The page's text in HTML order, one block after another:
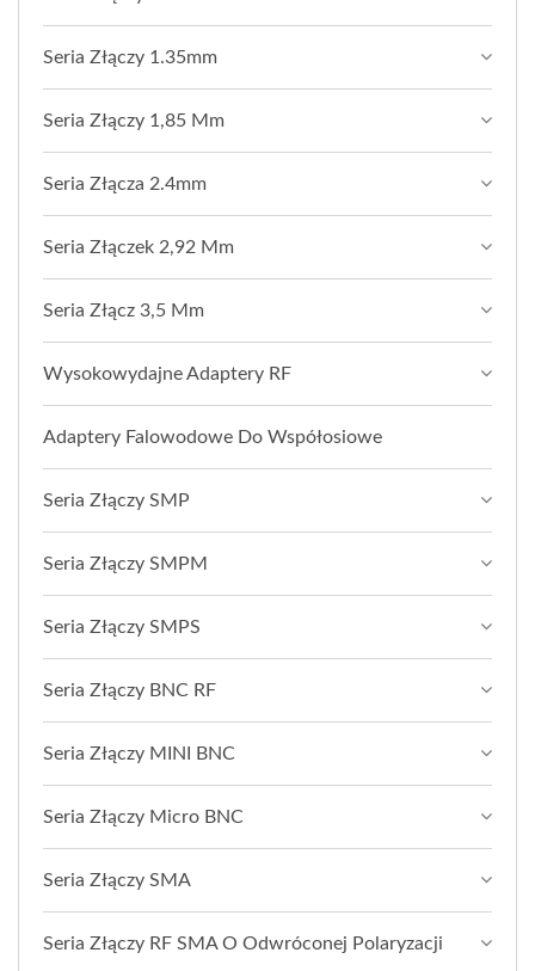
Seria Złączy 1.35mm
Seria Złączy 1,85 Mm
Seria Złącza 2.4mm
Seria Złączek 2,92 Mm
Seria Złącz 3,5 Mm
Wysokowydajne Adaptery RF
Adaptery Falowodowe Do Współosiowe
Seria Złączy SMP
Seria Złączy SMPM
Seria Złączy SMPS
Seria Złączy BNC RF
Seria Złączy MINI BNC
Seria Złączy Micro BNC
Seria Złączy SMA
Seria Złączy RF SMA O Odwróconej Polaryzacji